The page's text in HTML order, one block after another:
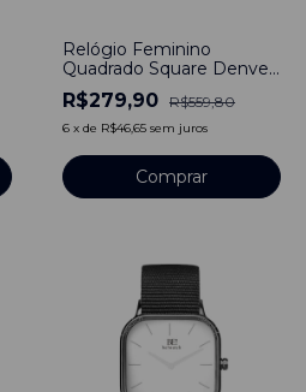
Relógio Feminino
Quadrado Square Denver
Silver Pulseira de Nylon
Nato Otan Verde 40mm
Aço Inoxidável banhado a
R$279,90 R$559,80
6 x de R$46,65 sem juros
Comprar